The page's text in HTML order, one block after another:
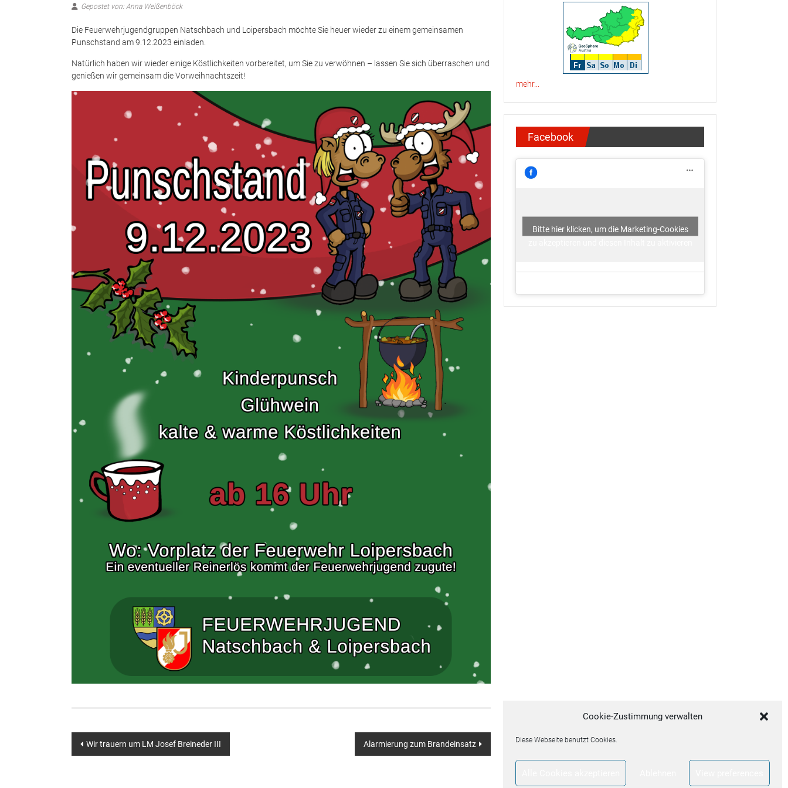
Cookie-Zustimmung verwalten
Diese Webseite benutzt Cookies.
Gepostet von: Anna Weißenböck
Die Feuerwehrjugendgruppen Natschbach und Loipersbach möchte Sie heuer wieder zu einem gemeinsamen
Punschstand am 9.12.2023 einladen.
Natürlich haben wir wieder einige Köstlichkeiten vorbereitet, um Sie zu verwöhnen – lassen Sie sich überraschen und
genießen wir gemeinsam die Vorweihnachtszeit!
Beitragsnavigation
Wir trauern um LM Josef Breineder III Alarmierung zum Brandeinsatz
mehr...
Facebook
Bitte hier klicken, um die Marketing-Cookies